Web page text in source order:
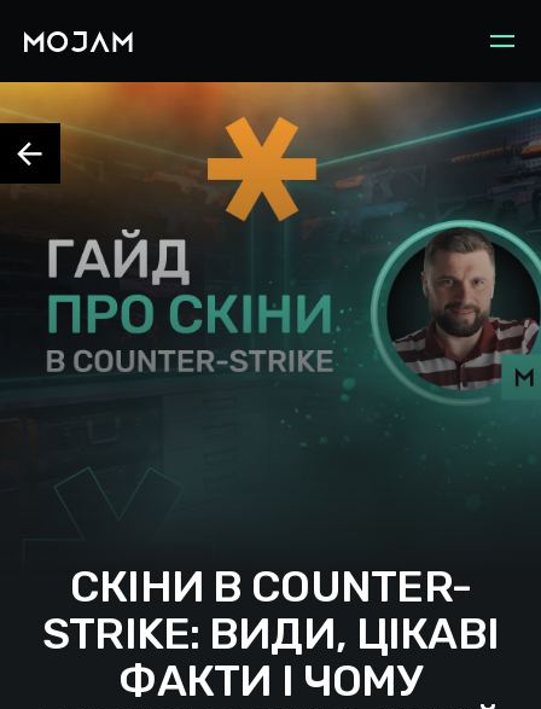
СКІНИ В COUNTER-
STRIKE: ВИДИ, ЦІКАВІ
ФАКТИ І ЧОМУ